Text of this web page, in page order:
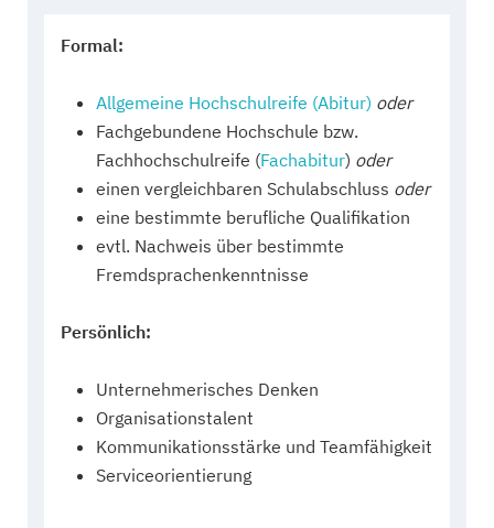
Formal:
Allgemeine Hochschulreife (Abitur) oder
Fachgebundene Hochschule bzw.
Fachhochschulreife (Fachabitur) oder
einen vergleichbaren Schulabschluss oder
eine bestimmte berufliche Qualifikation
evtl. Nachweis über bestimmte
Fremdsprachenkenntnisse
Persönlich:
Unternehmerisches Denken
Organisationstalent
Kommunikationsstärke und Teamfähigkeit
Serviceorientierung